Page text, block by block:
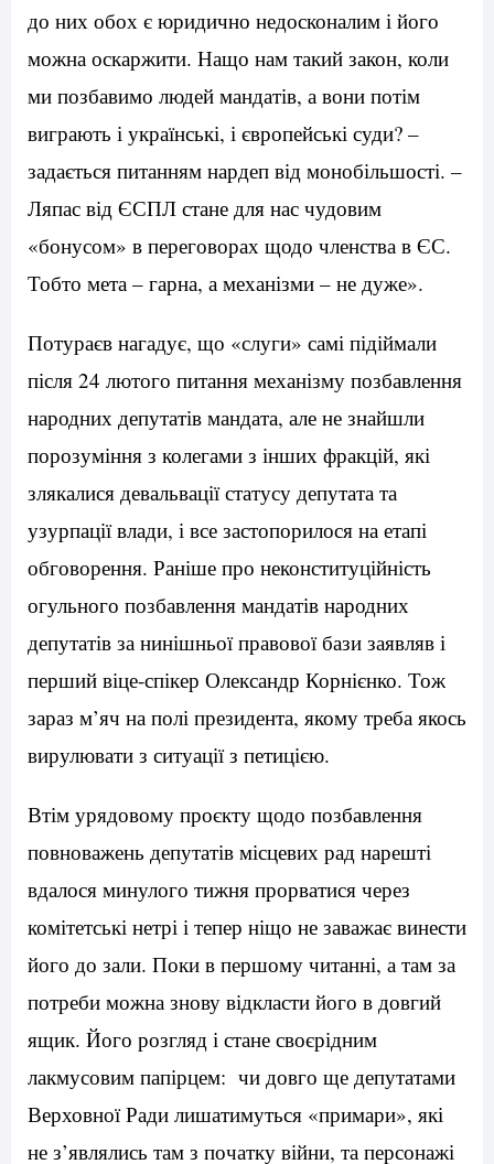
до них обох є юридично недосконалим і його
можна оскаржити. Нащо нам такий закон, коли
ми позбавимо людей мандатів, а вони потім
виграють і українські, і європейські суди? –
задається питанням нардеп від монобільшості. –
Ляпас від ЄСПЛ стане для нас чудовим
«бонусом» в переговорах щодо членства в ЄС.
Тобто мета – гарна, а механізми – не дуже».
Потураєв нагадує, що «слуги» самі підіймали
після 24 лютого питання механізму позбавлення
народних депутатів мандата, але не знайшли
порозуміння з колегами з інших фракцій, які
злякалися девальвації статусу депутата та
узурпації влади, і все застопорилося на етапі
обговорення. Раніше про неконституційність
огульного позбавлення мандатів народних
депутатів за нинішньої правової бази заявляв і
перший віце-спікер Олександр Корнієнко. Тож
зараз м’яч на полі президента, якому треба якось
вирулювати з ситуації з петицією.
Втім урядовому проєкту щодо позбавлення
повноважень депутатів місцевих рад нарешті
вдалося минулого тижня прорватися через
комітетські нетрі і тепер ніщо не заважає винести
його до зали. Поки в першому читанні, а там за
потреби можна знову відкласти його в довгий
ящик. Його розгляд і стане своєрідним
лакмусовим папірцем: чи довго ще депутатами
Верховної Ради лишатимуться «примари», які
не з’являлись там з початку війни, та персонажі